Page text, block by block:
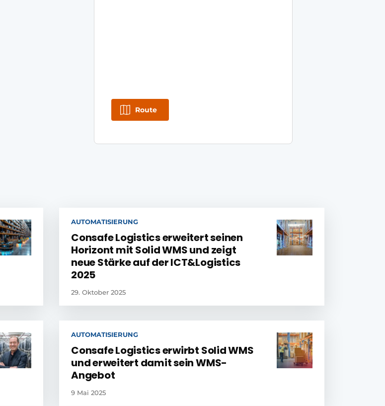
Route
AUTOMATISIERUNG
Consafe Logistics erweitert seinen
Horizont mit Solid WMS und zeigt
neue Stärke auf der ICT&Logistics
2025
29. Oktober 2025
AUTOMATISIERUNG
Consafe Logistics erwirbt Solid WMS
und erweitert damit sein WMS-
Angebot
9 Mai 2025